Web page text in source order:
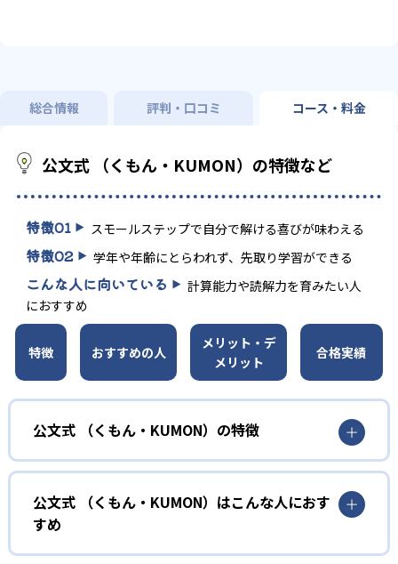
総合情報 評判・口コミ コース・料金
公文式 （くもん・KUMON）の特徴など
特徴01 スモールステップで自分で解ける喜びが味わえる
特徴02 学年や年齢にとらわれず、先取り学習ができる
こんな人に向いている
計算能力や読解力を育みたい人
におすすめ
特徴 おすすめの人
メリット・デ
メリット
合格実績
公文式 （くもん・KUMON）の特徴
01
無学年式の学力別学習
KUMONでは、年齢や学年にとらわれずに、一人ひとりの学
力に応じたレベルから学習を始めている。
確実に100点が取れるレベルから少しずつ難易度を上げてい
公文式 （くもん・KUMON）はこんな人におす
すめ